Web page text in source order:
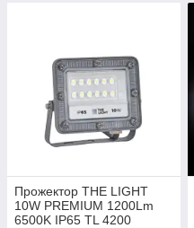
Прожектор THE LIGHT
10W PREMIUM 1200Lm
6500K IP65 TL 4200